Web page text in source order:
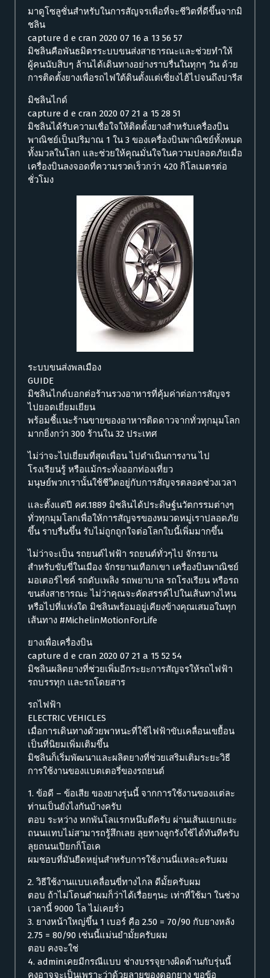
มาดูโซลูชั่นสำหรับในการสัญจรเพื่อที่จะชีวิตที่ดีขึ้นจากมิ
ชลิน
capture d e cran 2020 07 16 a 13 56 57
มิชลินคือพันธมิตรระบบขนส่งสาธารณะและช่วยทำให้
ผู้คนนับสิบๆ ล้านได้เดินทางอย่างราบรื่นในทุกๆ วัน ด้วย
การติดตั้งยางเพื่อรถไฟใต้ดินตั้งแต่เซี่ยงไฮ้ไปจนถึงปารีส
มิชลินไกด์
capture d e cran 2020 07 21 a 15 28 51
มิชลินได้รับความเชื่อใจให้ติดตั้งยางสำหรับเครื่องบิน
พาณิชย์เป็นปริมาณ 1 ใน 3 ของเครื่องบินพาณิชย์ทั้งหมด
ทั้งมวลในโลก และช่วยให้คุณมั่นใจในความปลอดภัยเมื่อ
เครื่องบินลงจอดที่ความรวดเร็วกว่า 420 กิโลเมตรต่อ
ชั่วโมง
ระบบขนส่งพลเมือง
GUIDE
มิชลินไกด์บอกต่อร้านรวงอาหารที่คุ้มค่าต่อการสัญจร
ไปยอดเยี่ยมเยียน
พร้อมชี้แนะร้านขายของอาหารติดดาวจากทั่วทุกมุมโลก
มากยิ่งกว่า 300 ร้านใน 32 ประเทศ
ไม่ว่าจะไปเยี่ยมที่สุดเพื่อน ไปดำเนินการงาน ไป
โรงเรียนรู้ หรือแม้กระทั่งออกท่องเที่ยว
มนุษย์พวกเรานั้นใช้ชีวิตอยู่กับการสัญจรตลอดช่วงเวลา
และตั้งแต่ปี คศ.1889 มิชลินได้ประดิษฐ์นวัตกรรมต่างๆ
ทั่วทุกมุมโลกเพื่อให้การสัญจรของหมวดหมู่เราปลอดภัย
ขึ้น ราบรื่นขึ้น รับไม่ถูกถูกใจต่อโลกใบนี้เพิ่มมากขึ้น
ไม่ว่าจะเป็น รถยนต์ไฟฟ้า รถยนต์ทั่วๆไป จักรยาน
สำหรับขับขี่ในเมือง จักรยานเทือกเขา เครื่องบินพาณิชย์
มอเตอร์ไซค์ รถดับเพลิง รถพยาบาล รถโรงเรียน หรือรถ
ขนส่งสาธารณะ ไม่ว่าคุณจะคัดสรรค์ไปในเส้นทางไหน
หรือไปที่แห่งใด มิชลินพร้อมอยู่เคียงข้างคุณเสมอในทุก
เส้นทาง #MichelinMotionForLife
ยางเพื่อเครื่องบิน
capture d e cran 2020 07 21 a 15 52 54
มิชลินผลิตยางที่ช่วยเพิ่มอีกระยะการสัญจรให้รถไฟฟ้า
รถบรรทุก และรถโดยสาร
รถไฟฟ้า
ELECTRIC VEHICLES
เมื่อการเดินทางด้วยพาหนะที่ใช้ไฟฟ้าขับเคลื่อนเขยื้อน
เป็นที่นิยมเพิ่มเติมขึ้น
มิชลินก็เริ่มพัฒนาและผลิตยางที่ช่วยเสริมเติมระยะวิธี
การใช้งานของแบตเตอรี่ของรถยนต์
1. ข้อดี – ข้อเสีย ของยางรุ่นนี้ จากการใช้งานของแต่ละ
ท่านเป็นยังไงกันบ้างครับ
ตอบ ระหว่าง หกพันโลแรกหนึบดีครับ ผ่านเส้นแยกแยะ
ถนนแทบไม่สามารถรู้สึกเลย ลุยทางลูกรังใช้ได้ทันทีครับ
ลุยถนนเปียกก็โอเค
ผมชอบที่มันยืดหยุ่นสำหรับการใช้งานนี่แหละครับผม
2. วิธีใช้งานแบบเคลื่อนขี่ทางไกล ดีมั้ยครับผม
ตอบ ถ้าไม่โดนตำผมก็ว่าได้เรื่อยๆนะ เท่าที่ใช้มา ในช่วง
เวลานี้ 9000 โล ไม่เคยรั่ว
3. ยางหน้าใหญ่ขึ้น 1 เบอร์ คือ 2.50 = 70/90 กับยางหลัง
2.75 = 80/90 เช่นนี้แม่นยำมั้ยครับผม
ตอบ คงจะใช่
4. adminเคยมีกรณีแบบ ช่างบรรจุยางผิดด้านกับรุ่นนี้
คงอาจจะเป็นเพราะว่าด้วยลายของดอกยาง ขอข้อ